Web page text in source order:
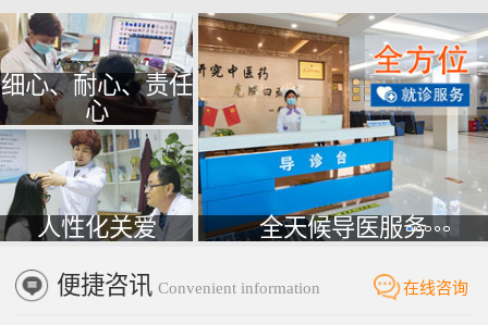
细心、耐心、责任
心
人性化关爱 全天候导医服务
便捷咨讯 Convenient information 在线咨询